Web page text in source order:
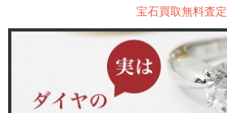
宝石買取無料査定